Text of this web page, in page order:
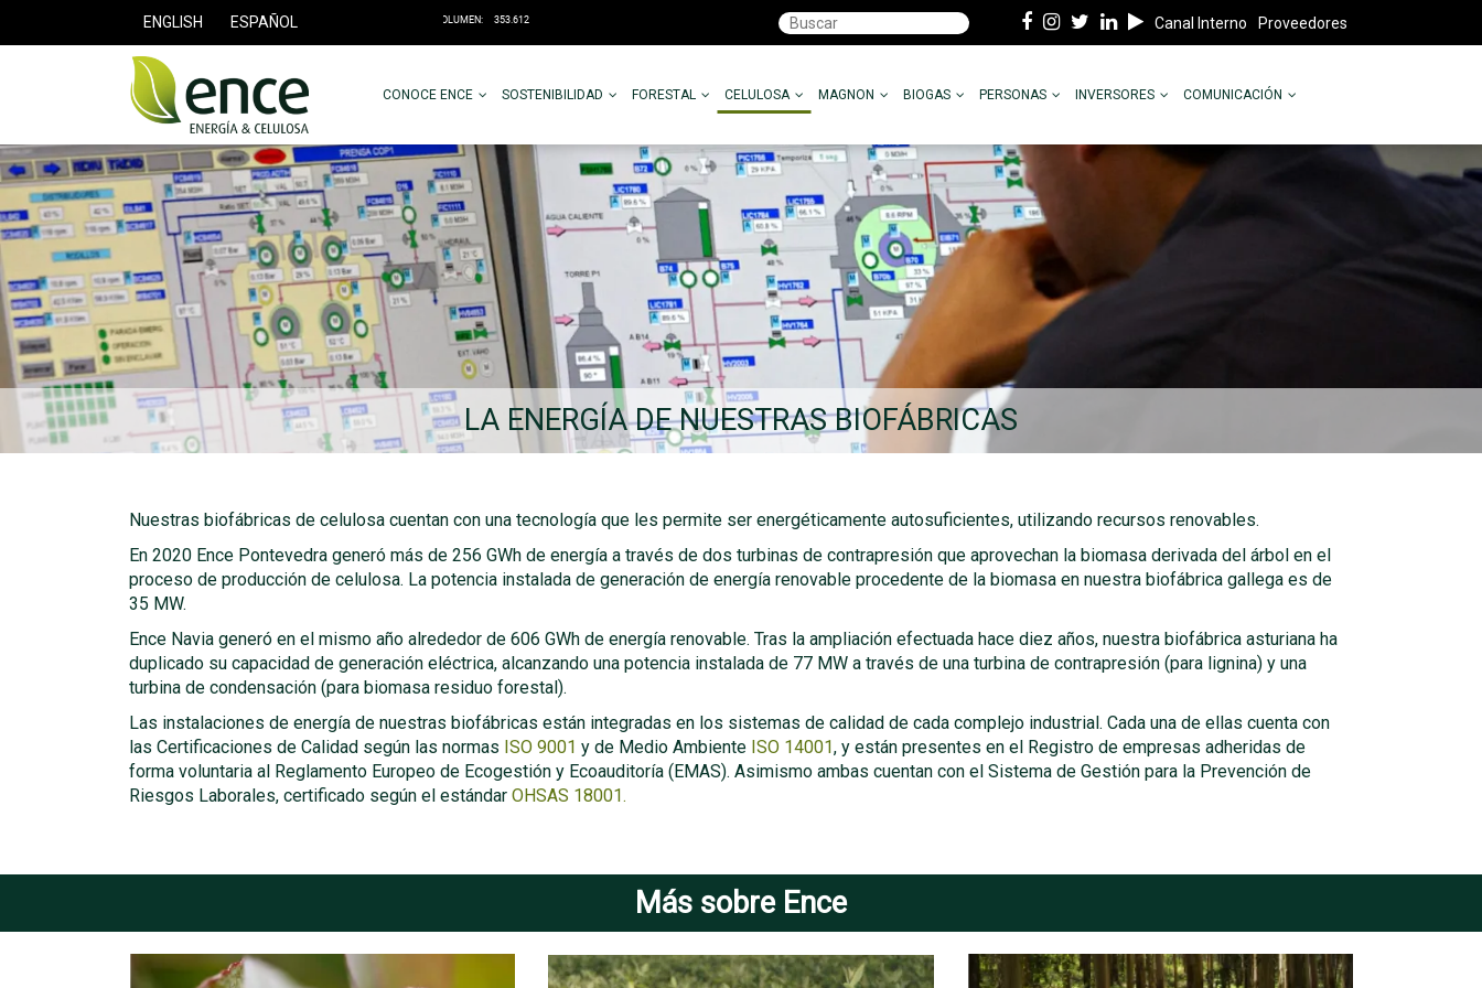
ENGLISH ESPAÑOL Canal Interno Proveedores
CONOCE ENCE SOSTENIBILIDAD FORESTAL CELULOSA MAGNON BIOGAS PERSONAS INVERSORES COMUNICACIÓN
LA ENERGÍA DE NUESTRAS BIOFÁBRICAS
Nuestras biofábricas de celulosa cuentan con una tecnología que les permite ser energéticamente autosuficientes, utilizando recursos renovables.
En 2020 Ence Pontevedra generó más de 256 GWh de energía a través de dos turbinas de contrapresión que aprovechan la biomasa derivada del árbol en el
proceso de producción de celulosa. La potencia instalada de generación de energía renovable procedente de la biomasa en nuestra biofábrica gallega es de
35 MW.
Ence Navia generó en el mismo año alrededor de 606 GWh de energía renovable. Tras la ampliación efectuada hace diez años, nuestra biofábrica asturiana ha
duplicado su capacidad de generación eléctrica, alcanzando una potencia instalada de 77 MW a través de una turbina de contrapresión (para lignina) y una
turbina de condensación (para biomasa residuo forestal).
Las instalaciones de energía de nuestras biofábricas están integradas en los sistemas de calidad de cada complejo industrial. Cada una de ellas cuenta con
las Certificaciones de Calidad según las normas ISO 9001 y de Medio Ambiente ISO 14001, y están presentes en el Registro de empresas adheridas de
forma voluntaria al Reglamento Europeo de Ecogestión y Ecoauditoría (EMAS). Asimismo ambas cuentan con el Sistema de Gestión para la Prevención de
Riesgos Laborales, certificado según el estándar OHSAS 18001.
Más sobre Ence